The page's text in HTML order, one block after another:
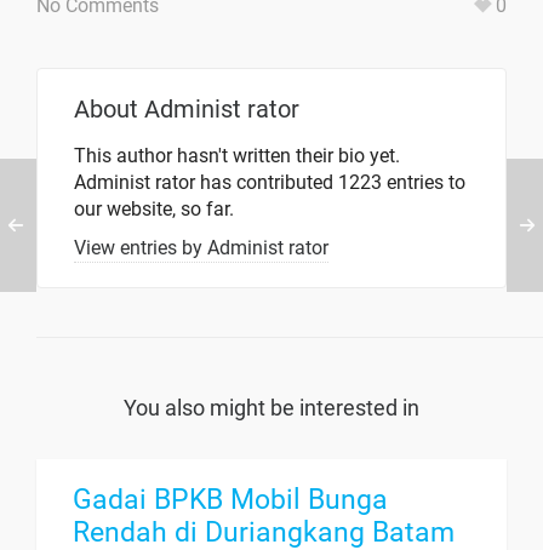
No Comments 0
About Administ rator
This author hasn't written their bio yet.
Administ ratorhas contributed 1223 entries to
our website, so far.
View entries by Administ rator
You also might be interested in
Gadai BPKB Mobil Bunga
Rendah di Duriangkang Batam